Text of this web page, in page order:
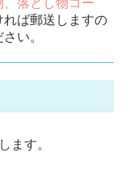
、落とし物コー
れば郵送しますの
い。
ます。